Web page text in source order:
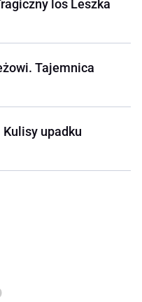
los Leszka
Tajemnica
Kulisy upadku